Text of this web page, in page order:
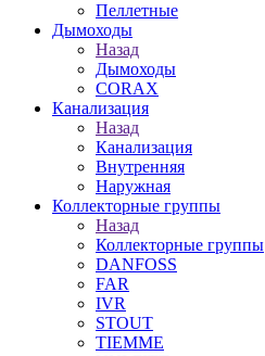
Пеллетные
Дымоходы
Назад
Дымоходы
CORAX
Канализация
Назад
Канализация
Внутренняя
Наружная
Коллекторные группы
Назад
Коллекторные группы
DANFOSS
FAR
IVR
STOUT
TIEMME